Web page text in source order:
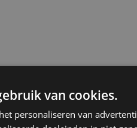
van cookies.
personaliseren van